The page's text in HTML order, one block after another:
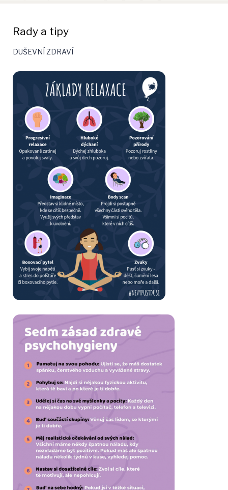
Rady a tipy
DUŠEVNÍ ZDRAVÍ